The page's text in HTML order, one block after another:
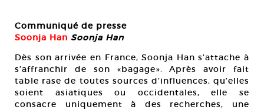
Communiqué de presse
Soonja Han Soonja Han
Dès son arrivée en France, Soonja Han s’attache à
s’affranchir de son «bagage». Après avoir fait
table rase de toutes sources d’influences, qu’elles
soient asiatiques ou occidentales, elle se
consacre uniquement à des recherches, une